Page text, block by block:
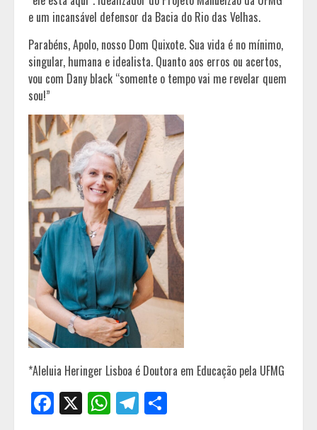
e um incansável defensor da Bacia do Rio das Velhas.
Parabéns, Apolo, nosso Dom Quixote. Sua vida é no mínimo,
singular, humana e idealista. Quanto aos erros ou acertos,
vou com Dany black “somente o tempo vai me revelar quem
sou!”
*Aleluia Heringer Lisboa é Doutora em Educação pela UFMG
Facebook
X WhatsApp
Telegram